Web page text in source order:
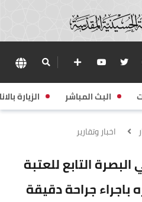
البث المباشر الزيارة
اخبار وتقارير
التابع للعتبة
باجراء جراحة دقيقة